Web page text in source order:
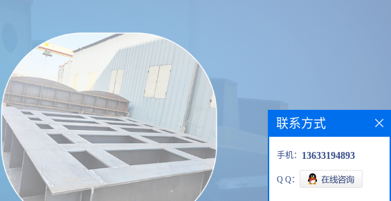
联系方式
手机： 13633194893
Q Q：